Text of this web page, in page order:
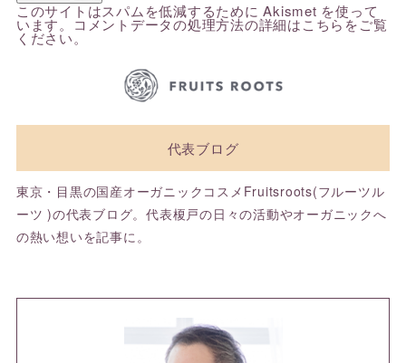
このサイトはスパムを低減するために Akismet を使って
います。 コメントデータの処理方法の詳細はこちらをご覧
ください。
代表ブログ
東京・目黒の国産オーガニックコスメFruitsroots(フルーツル
ーツ )の代表ブログ。代表榎戸の日々の活動やオーガニックへ
の熱い想いを記事に。